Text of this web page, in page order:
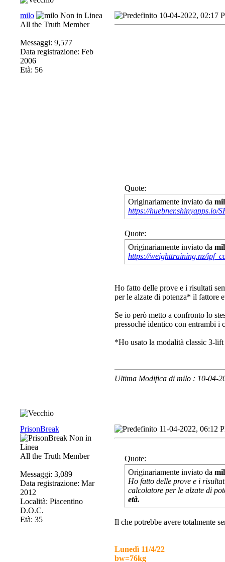
milo
All the Truth Member
Messaggi: 9,577
Data registrazione: Feb
2006
Età: 56
10-04-2022, 02:17
Quote:
Originariamente inviato da
https://huebner.shinyapps.io/
Quote:
Originariamente inviato da
https://weighttraining.nz/
Ho fatto delle prove e i risultati
per le alzate di potenza* il fattore
Se io però metto a confronto lo
pressoché identico con entrambi i
*Ho usato la modalità classic 3-lift
Ultima Modifica di milo : 10-04-
PrisonBreak
All the Truth Member
Messaggi: 3,089
Data registrazione: Mar
2012
Località: Piacentino
D.O.C.
Età: 35
11-04-2022, 06:12
Quote:
Originariamente inviato da
Ho fatto delle prove e i
calcolatore per le alzate di
età.
Il che potrebbe avere totalmente
Lunedì 11/4/22
bw=76kg